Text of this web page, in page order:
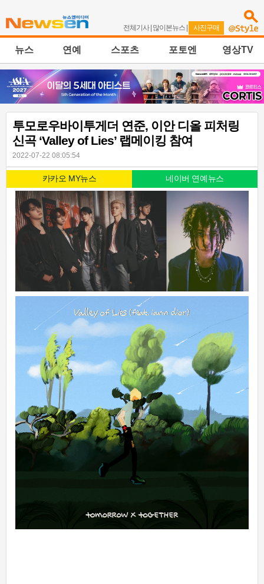
전체기사| 많이본뉴스 | 사진구매
뉴스 연예 스포츠 포토엔 영상TV
투모로우바이투게더 연준, 이안 디올 피처링
신곡 ‘Valley of Lies’ 랩메이킹 참여
2022-07-22 08:05:54
카카오 MY뉴스 네이버 연예뉴스